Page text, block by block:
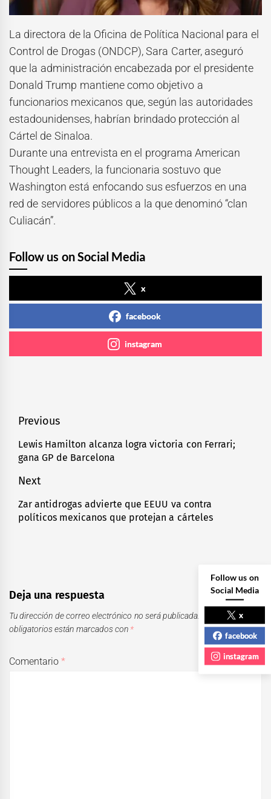
La directora de la Oficina de Política Nacional para el
Control de Drogas (ONDCP), Sara Carter, aseguró
que la administración encabezada por el presidente
Donald Trump mantiene como objetivo a
funcionarios mexicanos que, según las autoridades
estadounidenses, habrían brindado protección al
Cártel de Sinaloa.
Durante una entrevista en el programa American
Thought Leaders, la funcionaria sostuvo que
Washington está enfocando sus esfuerzos en una
red de servidores públicos a la que denominó “clan
Culiacán”.
Follow us on Social Media
x
facebook
instagram
Navegación
de
entradas
Previous
Previous
post:
Lewis Hamilton alcanza logra victoria con Ferrari;
gana GP de Barcelona
Next
Next
post:
Zar antidrogas advierte que EEUU va contra
políticos mexicanos que protejan a cárteles
Deja una respuesta
Tu dirección de correo electrónico no será publicada.
Los campos
obligatorios están marcados con *
Comentario*
Follow us on
Social Media
x
facebook
instagram